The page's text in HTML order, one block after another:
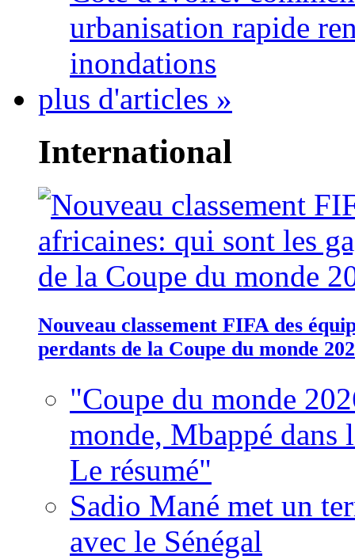
urbanisation rapide
inondations
plus d'articles »
International
Nouveau classement FIFA des
perdants de la Coupe du monde
"Coupe du monde
monde, Mbappé dans
Le résumé"
Sadio Mané met un
avec le Sénégal